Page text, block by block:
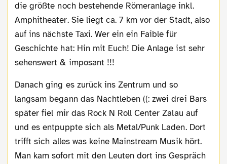
die größte noch bestehende Römeranlage inkl.
Amphitheater. Sie liegt ca. 7 km vor der Stadt, also
auf ins nächste Taxi. Wer ein ein Faible für
Geschichte hat: Hin mit Euch! Die Anlage ist sehr
sehenswert & imposant !!!
Danach ging es zurück ins Zentrum und so
langsam begann das Nachtleben ((: zwei drei Bars
später fiel mir das Rock N Roll Center Zalau auf
und es entpuppte sich als Metal/Punk Laden. Dort
trifft sich alles was keine Mainstream Musik hört.
Man kam sofort mit den Leuten dort ins Gespräch